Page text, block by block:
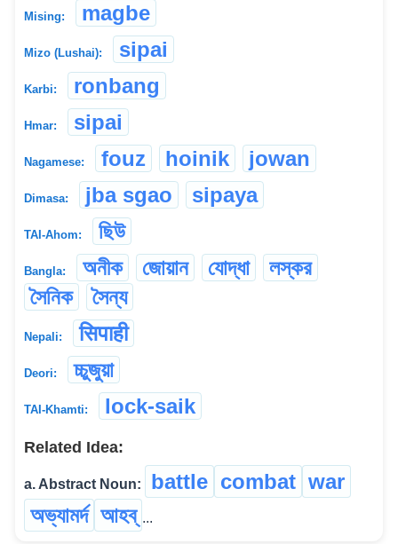
Mising: magbe
Mizo (Lushai): sipai
Karbi: ronbang
Hmar: sipai
Nagamese: fouz hoinik jowan
Dimasa: jba sgao sipaya
TAI-Ahom: ছিউ
Bangla: অনীক জোয়ান যোদ্ধা
লস্কর
সৈনিক
সৈন্য
Nepali: सिपाही
Deori: চ্চুজুয়া
TAI-Khamti: lock-saik
Related Idea:
a. Abstract Noun: battle combat war
অভ্যামৰ্দ আহব্ ...